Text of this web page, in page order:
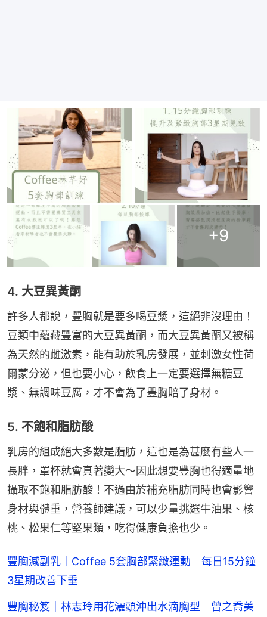
+9
4. 大豆異黃酮
許多人都說，豐胸就是要多喝豆漿，這絕非沒理由！
豆類中蘊藏豐富的大豆異黃酮，而大豆異黃酮又被稱
為天然的雌激素，能有助於乳房發展，並刺激女性荷
爾蒙分泌，但也要小心，飲食上一定要選擇無糖豆
漿、無調味豆腐，才不會為了豐胸賠了身材。
5. 不飽和脂肪酸
乳房的組成絕大多數是脂肪，這也是為甚麼有些人一
長胖，罩杯就會真著變大～因此想要豐胸也得適量地
攝取不飽和脂肪酸！不過由於補充脂肪同時也會影響
身材與體重，營養師建議，可以少量挑選牛油果、核
桃、松果仁等堅果類，吃得健康負擔也少。
豐胸減副乳｜Coffee 5套胸部緊緻運動 每日15分鐘
3星期改善下垂
豐胸秘笈｜林志玲用花灑頭沖出水滴胸型 曾之喬美